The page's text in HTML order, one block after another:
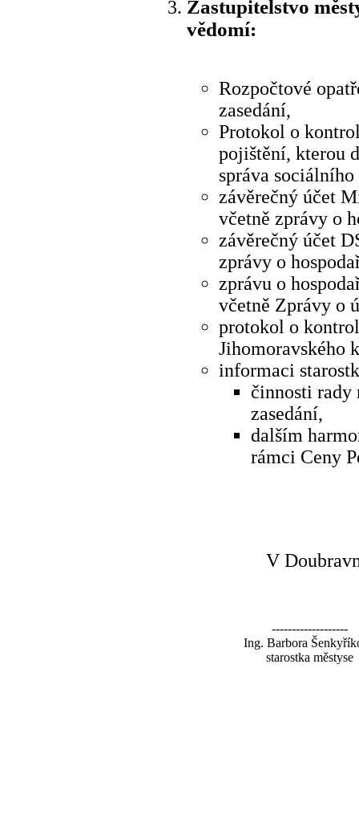
Zastupitelstvo
vědomí:
Rozpočtové
zasedání,
Protokol o
pojištění, kterou
správa
závěrečný účet
včetně zprávy o
závěrečný účet
zprávy o
zprávu o
včetně Zprávy o
protokol o
Jihomoravského
informaci
činnosti rady
zasedání,
dalším
rámci Ceny
V
-------------------
Ing. Barbora
starostka městyse